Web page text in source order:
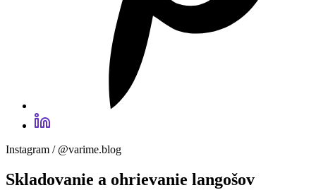
Instagram / @varime.blog
Skladovanie a ohrievanie langošov